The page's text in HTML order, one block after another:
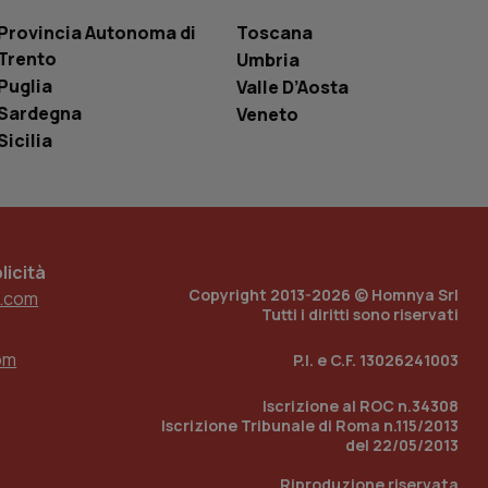
Autonoma di
Toscana
Umbria
Valle D’Aosta
Veneto
Copyright 2013-2026 © Homnya Srl
Tutti i diritti sono riservati
P.I. e C.F. 13026241003
Iscrizione al ROC n.34308
Iscrizione Tribunale di Roma n.115/2013
del 22/05/2013
un numero
in cui viene
sito, ma un
di accesso per
Analytics
per mantenere
incorporati
del sito web sta
di
traccia
incorporati
del sito web sta